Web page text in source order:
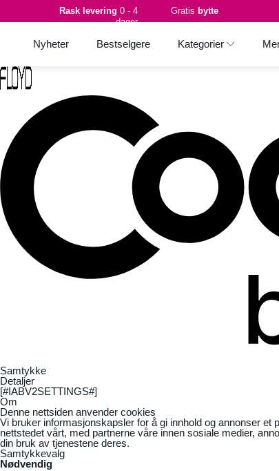
Samtykke
Detaljer
[#IABV2SETTINGS#]
Om
Denne nettsiden anvender cookies
Vi bruker informasjonskapsler for å gi innhold og annonser
nettstedet vårt, med partnerne våre innen sosiale medier,
din bruk av tjenestene deres.
Samtykkevalg
Nødvendig
Rask levering 0 - 4
dager
Gratis bytte
Nyheter Bestselgere Kategorier